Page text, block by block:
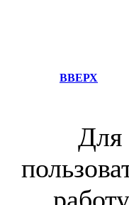
ВВЕРХ
Для